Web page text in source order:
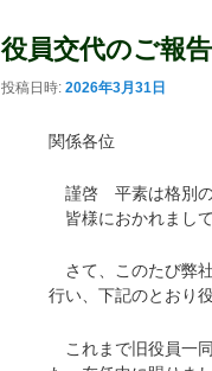
役員交代のご報告
投稿日時: 2026年3月31日
関係各位
謹啓 平素は格別の
皆様におかれまし
さて、このたび弊
行い、下記のとおり
これまで旧役員一